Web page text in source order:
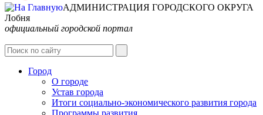
АДМИНИСТРАЦИЯ ГОРОДСКОГО ОКРУГА
Лобня
официальный городской портал
Город
О городе
Устав города
Итоги социально-экономического развития города